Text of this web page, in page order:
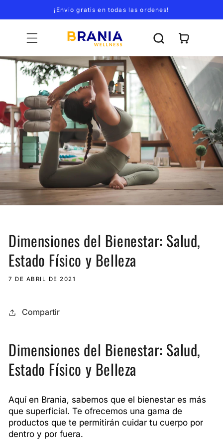
directamente
al contenido
¡Envio gratis en todas las ordenes!
Carrito
Dimensiones del Bienestar: Salud,
Estado Físico y Belleza
7 DE ABRIL DE 2021
Compartir
Dimensiones del Bienestar: Salud,
Estado Físico y Belleza
Aquí en Brania, sabemos que el bienestar es más
que superficial. Te ofrecemos una gama de
productos que te permitirán cuidar tu cuerpo por
dentro y por fuera.